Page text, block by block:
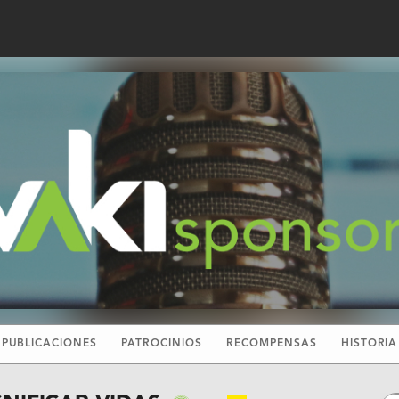
PUBLICACIONES PATROCINIOS RECOMPENSAS HISTORIA